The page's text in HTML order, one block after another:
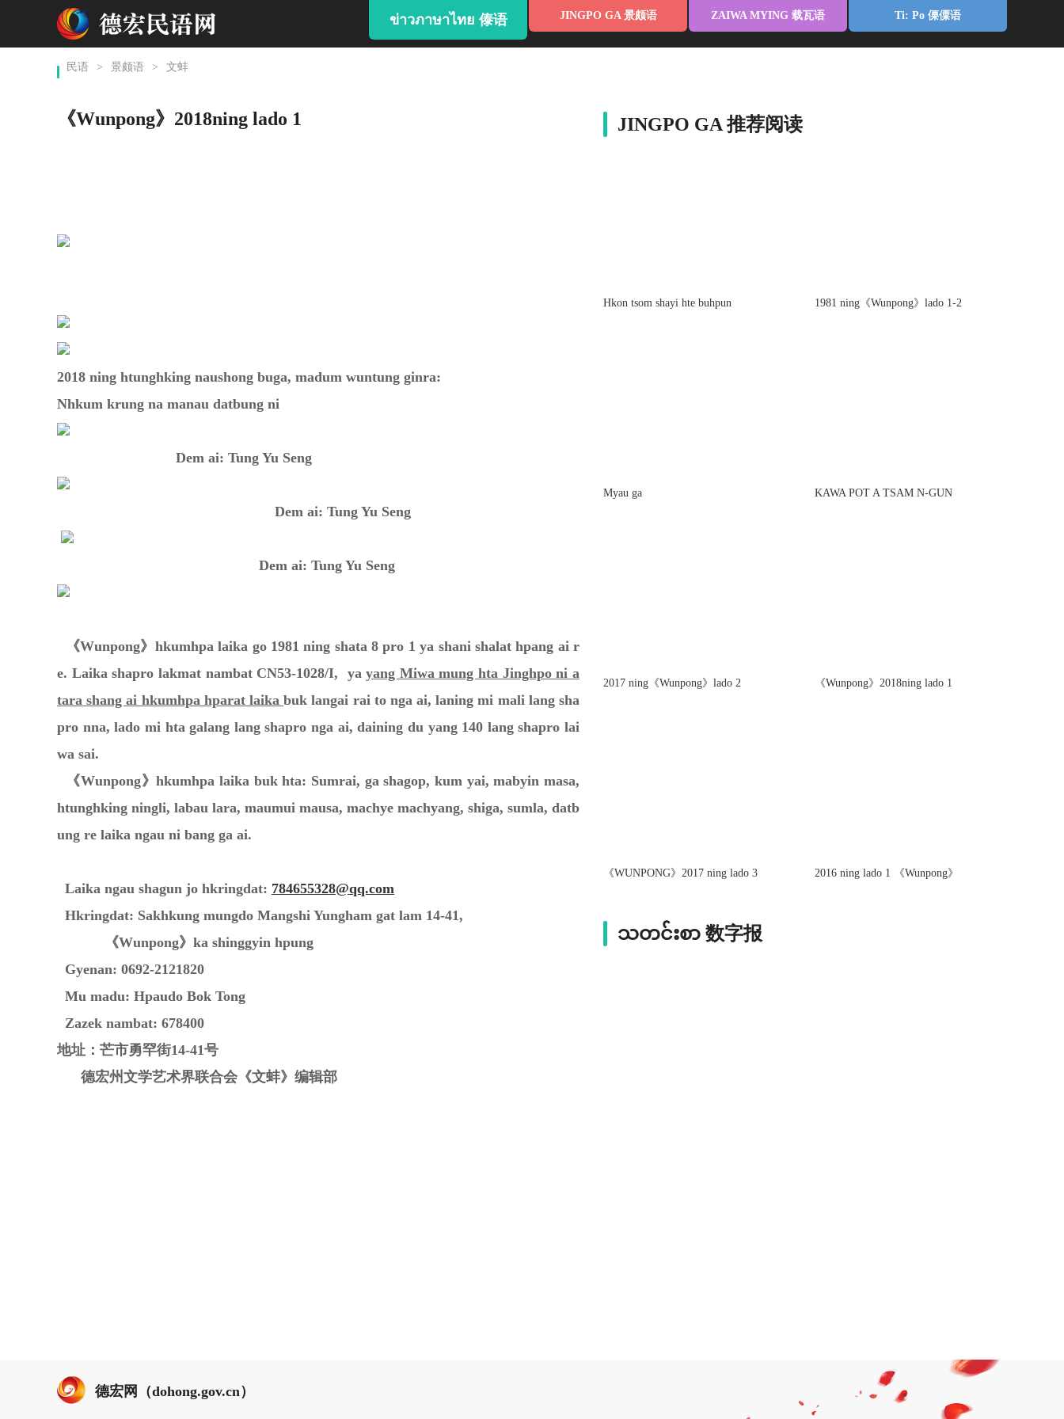
ข่าวภาษาไทย 傣语 JINGPO GA 景颇语 ZAIWA MYING 载瓦语 Ti: Po 傈僳语
民语 > 景颇语 > 文蚌
《Wunpong》2018ning lado 1
2018 ning htunghking naushong buga, madum wuntung ginra:
Nhkum krung na manau datbung ni
Dem ai: Tung Yu Seng
Dem ai: Tung Yu Seng
Dem ai: Tung Yu Seng
《Wunpong》hkumhpa laika go 1981 ning shata 8 pro 1 ya shani shalat hpang ai r
e. Laika shapro lakmat nambat CN53-1028/I, yayang Miwa mung hta Jinghpo ni a
tara shang ai hkumhpa hparat laikabuk langai rai to nga ai, laning mi mali lang sha
pro nna, lado mi hta galang lang shapro nga ai, daining du yang 140 lang shapro lai
wa sai.
《Wunpong》hkumhpa laika buk hta: Sumrai, ga shagop, kum yai, mabyin masa,
htunghking ningli, labau lara, maumui mausa, machye machyang, shiga, sumla, datb
ung re laika ngau ni bang ga ai.
Laika ngau shagun jo hkringdat: 784655328@qq.com
Hkringdat: Sakhkung mungdo Mangshi Yungham gat lam 14-41,
《Wunpong》ka shinggyin hpung
Gyenan: 0692-2121820
Mu madu: Hpaudo Bok Tong
Zazek nambat: 678400
地址：芒市勇罕街14-41号
德宏州文学艺术界联合会《文蚌》编辑部
JINGPO GA 推荐阅读
Hkon tsom shayi hte buhpun 1981 ning《Wunpong》lado 1-2
Myau ga KAWA POT A TSAM N-GUN
2017 ning《Wunpong》lado 2 《Wunpong》2018ning lado 1
《WUNPONG》2017 ning lado 3 2016 ning lado 1 《Wunpong》
သတင်းစာ 数字报
德宏网（dohong.gov.cn）